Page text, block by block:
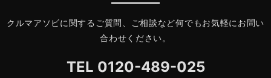
クルマアソビに関するご質問、ご相談など何でもお気軽にお問い
合わせください。
TEL 0120-489-025